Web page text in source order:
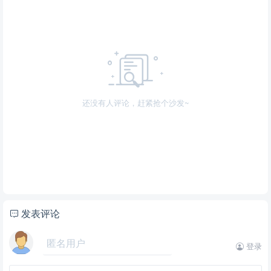
还没有人评论，赶紧抢个沙发~
发表评论
登录